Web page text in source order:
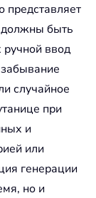
представляет
должны быть
ввод
случайное
при
и
или
генерации
но и